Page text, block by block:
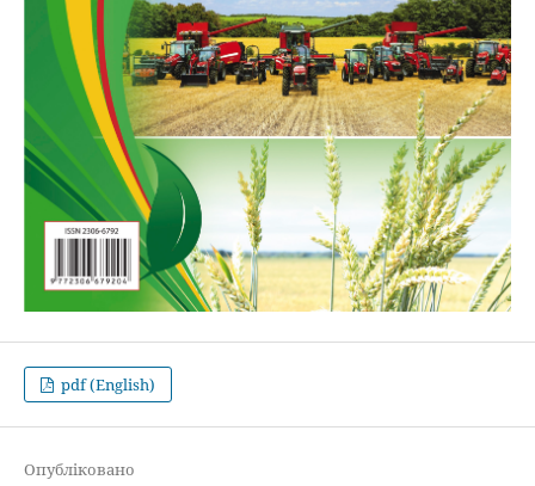
pdf (English)
Опубліковано